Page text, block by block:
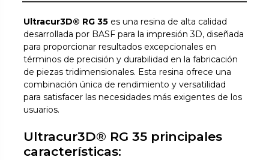
Ultracur3D® RG 35 es una resina de alta calidad
desarrollada por BASF para la impresión 3D, diseñada
para proporcionar resultados excepcionales en
términos de precisión y durabilidad en la fabricación
de piezas tridimensionales. Esta resina ofrece una
combinación única de rendimiento y versatilidad
para satisfacer las necesidades más exigentes de los
usuarios.
Ultracur3D® RG 35 principales
características: